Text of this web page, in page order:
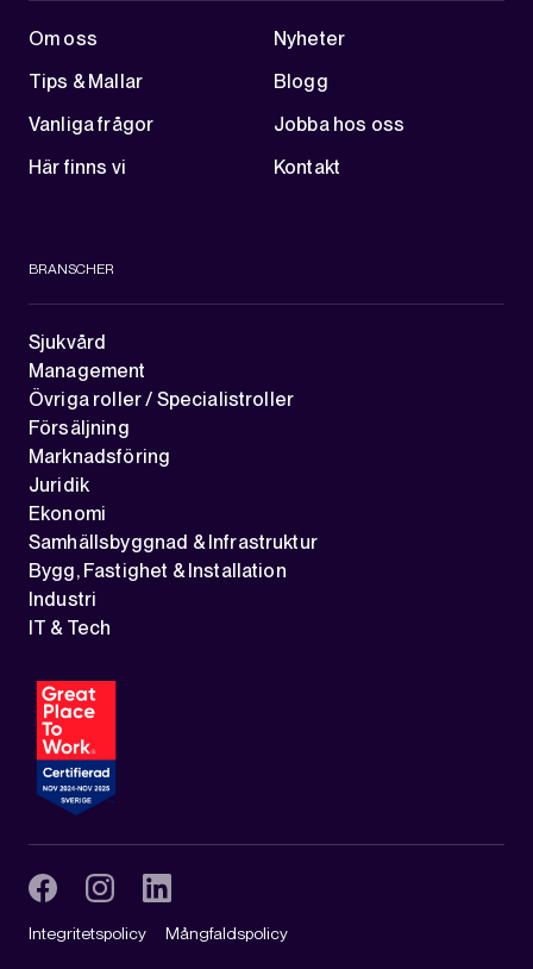
Om oss
Nyheter
Tips & Mallar
Blogg
Vanliga frågor
Jobba hos oss
Här finns vi
Kontakt
BRANSCHER
Sjukvård
Management
Övriga roller / Specialistroller
Försäljning
Marknadsföring
Juridik
Ekonomi
Samhällsbyggnad & Infrastruktur
Bygg, Fastighet & Installation
Industri
IT & Tech
Integritetspolicy Mångfaldspolicy